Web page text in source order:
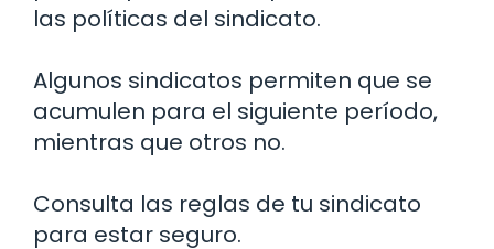
las políticas del sindicato.
Algunos sindicatos permiten que se
acumulen para el siguiente período,
mientras que otros no.
Consulta las reglas de tu sindicato
para estar seguro.